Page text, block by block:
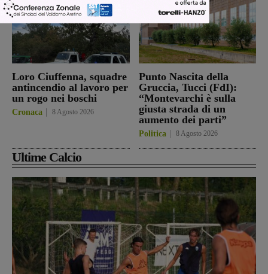
Loro Ciuffenna, squadre
antincendio al lavoro per
un rogo nei boschi
Cronaca 8 Agosto 2026
Punto Nascita della
Gruccia, Tucci (FdI):
“Montevarchi è sulla
giusta strada di un
aumento dei parti”
Politica 8 Agosto 2026
Ultime Calcio